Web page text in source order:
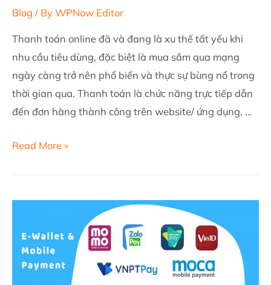
Blog / By WPNow Editor
Thanh toán online đã và đang là xu thế tất yếu khi
nhu cầu tiêu dùng, đặc biệt là mua sắm qua mạng
ngày càng trở nên phổ biến và thực sự bùng nổ trong
thời gian qua. Thanh toán là chức năng trực tiếp dẫn
đến đơn hàng thành công trên website/ ứng dụng, …
TÍCH
THANH
CHO
WEBSITE
BÁN
Read More »